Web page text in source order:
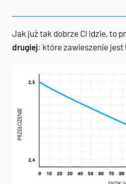
Jak już tak dobrze Ci idzie, to
drugiej: które zawieszenie